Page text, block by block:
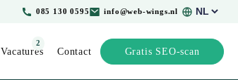
085 130 0595 info@web-wings.nl
Kies
taal
Vacatures
2
Contact Gratis SEO-scan